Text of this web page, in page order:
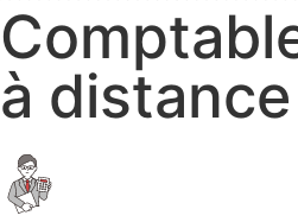
à distance